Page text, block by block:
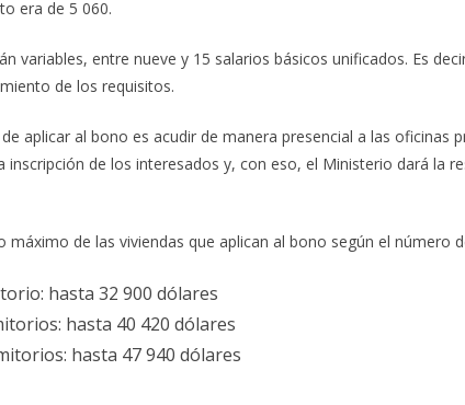
era de 5 060.
variables, entre nueve y 15 salarios básicos unificados. Es
de los requisitos.
aplicar al bono es acudir de manera presencial a las oficinas
inscripción de los interesados y, con eso, el Ministerio dará la
máximo de las viviendas que aplican al bono según el número
hasta 32 900 dólares
hasta 40 420 dólares
hasta 47 940 dólares